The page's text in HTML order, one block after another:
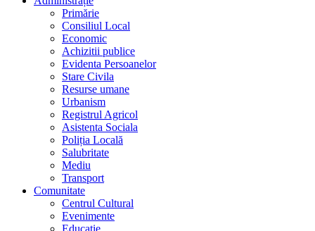
Primărie
Consiliul Local
Economic
Achizitii publice
Evidenta Persoanelor
Stare Civila
Resurse umane
Urbanism
Registrul Agricol
Asistenta Sociala
Poliția Locală
Salubritate
Mediu
Transport
Comunitate
Centrul Cultural
Evenimente
Educație